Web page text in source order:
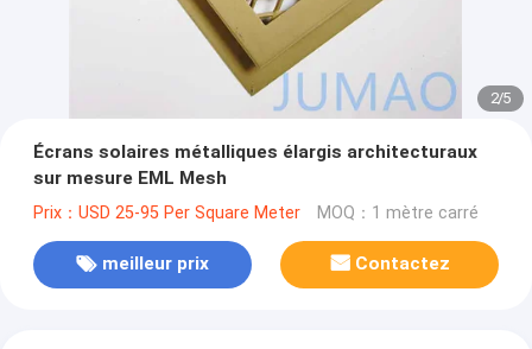
2/5
Écrans solaires métalliques élargis architecturaux
sur mesure EML Mesh
Prix：USD 25-95 Per Square Meter MOQ：1 mètre carré
meilleur prix Contactez